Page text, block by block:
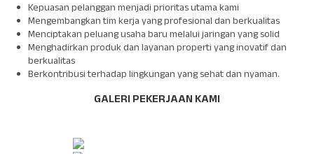
Kepuasan pelanggan menjadi prioritas utama kami
Mengembangkan tim kerja yang profesional dan berkualitas
Menciptakan peluang usaha baru melalui jaringan yang solid
Menghadirkan produk dan layanan properti yang inovatif dan
berkualitas
Berkontribusi terhadap lingkungan yang sehat dan nyaman.
GALERI PEKERJAAN KAMI